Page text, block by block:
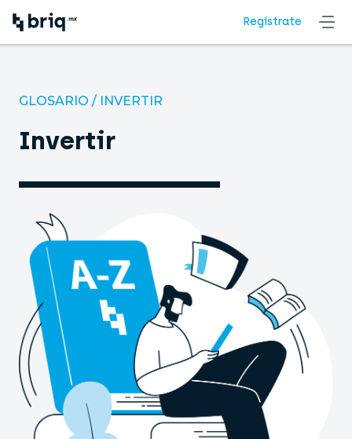
Regístrate
GLOSARIO / INVERTIR
Invertir